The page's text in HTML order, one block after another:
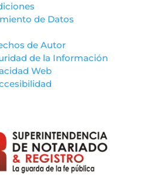
de Datos
de Autor
de la Información
Web